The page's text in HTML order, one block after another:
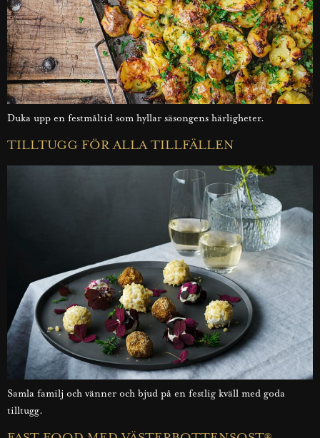
Duka upp en festmåltid som hyllar säsongens härligheter.
TILLTUGG FÖR ALLA TILLFÄLLEN
Samla familj och vänner och bjud på en festlig kväll med goda
tilltugg.